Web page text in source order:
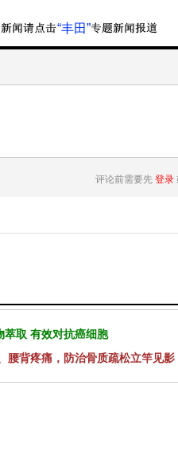
“丰田”
评论前需要先 登录
萃取 有效对抗癌细胞
腰背疼痛，防治骨质疏松立竿见影